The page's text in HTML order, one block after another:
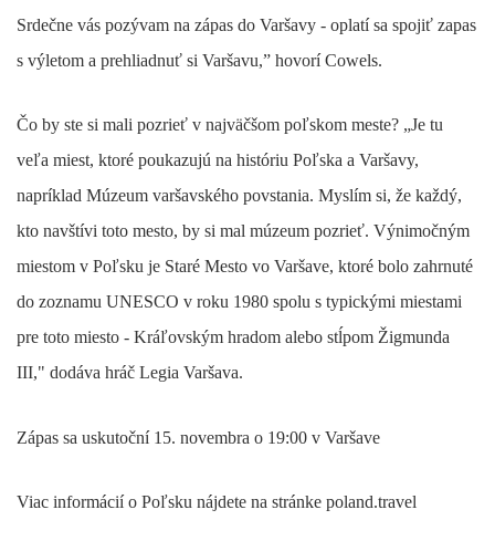
Srdečne vás pozývam na zápas do Varšavy - oplatí sa spojiť zapas
s výletom a prehliadnuť si Varšavu,” hovorí Cowels.
Čo by ste si mali pozrieť v najväčšom poľskom meste? „Je tu
veľa miest, ktoré poukazujú na históriu Poľska a Varšavy,
napríklad Múzeum varšavského povstania. Myslím si, že každý,
kto navštívi toto mesto, by si mal múzeum pozrieť. Výnimočným
miestom v Poľsku je Staré Mesto vo Varšave, ktoré bolo zahrnuté
do zoznamu UNESCO v roku 1980 spolu s typickými miestami
pre toto miesto - Kráľovským hradom alebo stĺpom Žigmunda
III," dodáva hráč Legia Varšava.
Zápas sa uskutoční 15. novembra o 19:00 v Varšave
Viac informácií o Poľsku nájdete na stránke poland.travel